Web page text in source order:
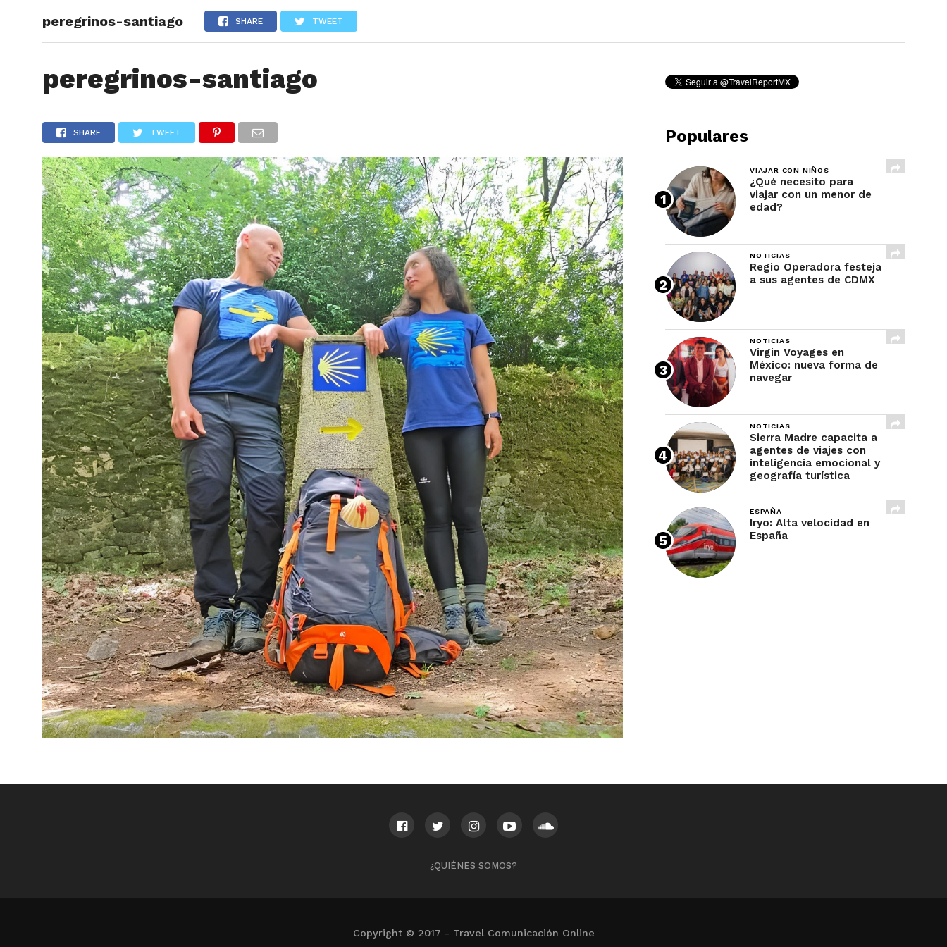
ARTÍCULOS
peregrinos-santiago SHARE TWEET
peregrinos-santiago
SHARE TWEET Populares
VIAJAR CON NIÑOS
¿Qué necesito para
viajar con un menor de
edad?
NOTICIAS
Regio Operadora festeja
a sus agentes de CDMX
NOTICIAS
Virgin Voyages en
México: nueva forma de
navegar
NOTICIAS
Sierra Madre capacita a
agentes de viajes con
inteligencia emocional y
geografía turística
ESPAÑA
Iryo: Alta velocidad en
España
¿QUIÉNES SOMOS?
Copyright © 2017 - Travel Comunicación Online